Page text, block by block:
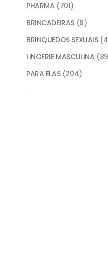
PHARMA (701)
BRINCADEIRAS (8)
BRINQUEDOS SEXUAIS
LINGERIE MASCULINA
PARA ELAS (204)